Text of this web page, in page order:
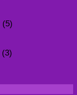
(5)
(3)